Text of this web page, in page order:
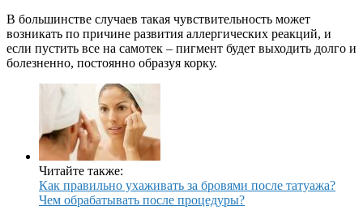
В большинстве случаев такая чувствительность может
возникать по причине развития аллергических реакций, и
если пустить все на самотек – пигмент будет выходить долго и
болезненно, постоянно образуя корку.
Читайте также:
Как правильно ухаживать за бровями после татуажа?
Чем обрабатывать после процедуры?